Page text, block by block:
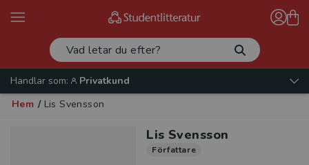
Handlar som:
Privatkund
Hem / Lis Svensson
Lis Svensson
Författare